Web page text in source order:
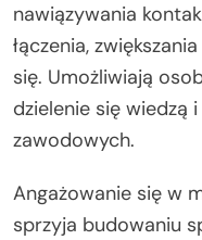
nawiązywania
łączenia,
się. Umożliwiają
dzielenie się
zawodowych.
Angażowanie się w
sprzyja budowaniu